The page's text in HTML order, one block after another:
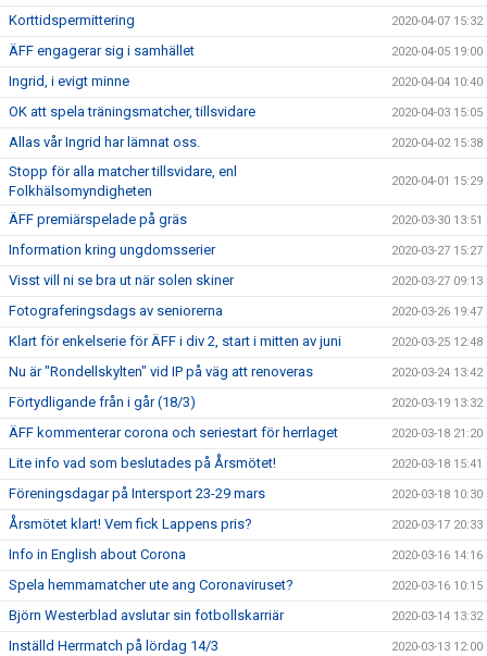
Korttidspermittering 2020-04-07 15:32
ÄFF engagerar sig i samhället 2020-04-05 19:00
Ingrid, i evigt minne 2020-04-04 10:40
OK att spela träningsmatcher, tillsvidare 2020-04-03 15:05
Allas vår Ingrid har lämnat oss. 2020-04-02 15:38
Stopp för alla matcher tillsvidare, enl
Folkhälsomyndigheten
2020-04-01 15:29
ÄFF premiärspelade på gräs 2020-03-30 13:51
Information kring ungdomsserier 2020-03-27 15:27
Visst vill ni se bra ut när solen skiner 2020-03-27 09:13
Fotograferingsdags av seniorerna 2020-03-26 19:47
Klart för enkelserie för ÄFF i div 2, start i mitten av juni 2020-03-25 12:48
Nu är "Rondellskylten" vid IP på väg att renoveras 2020-03-24 13:42
Förtydligande från i går (18/3) 2020-03-19 13:32
ÄFF kommenterar corona och seriestart för herrlaget 2020-03-18 21:20
Lite info vad som beslutades på Årsmötet! 2020-03-18 15:41
Föreningsdagar på Intersport 23-29 mars 2020-03-18 10:30
Årsmötet klart! Vem fick Lappens pris? 2020-03-17 20:33
Info in English about Corona 2020-03-16 14:16
Spela hemmamatcher ute ang Coronaviruset? 2020-03-16 10:15
Björn Westerblad avslutar sin fotbollskarriär 2020-03-14 13:32
Inställd Herrmatch på lördag 14/3 2020-03-13 12:00